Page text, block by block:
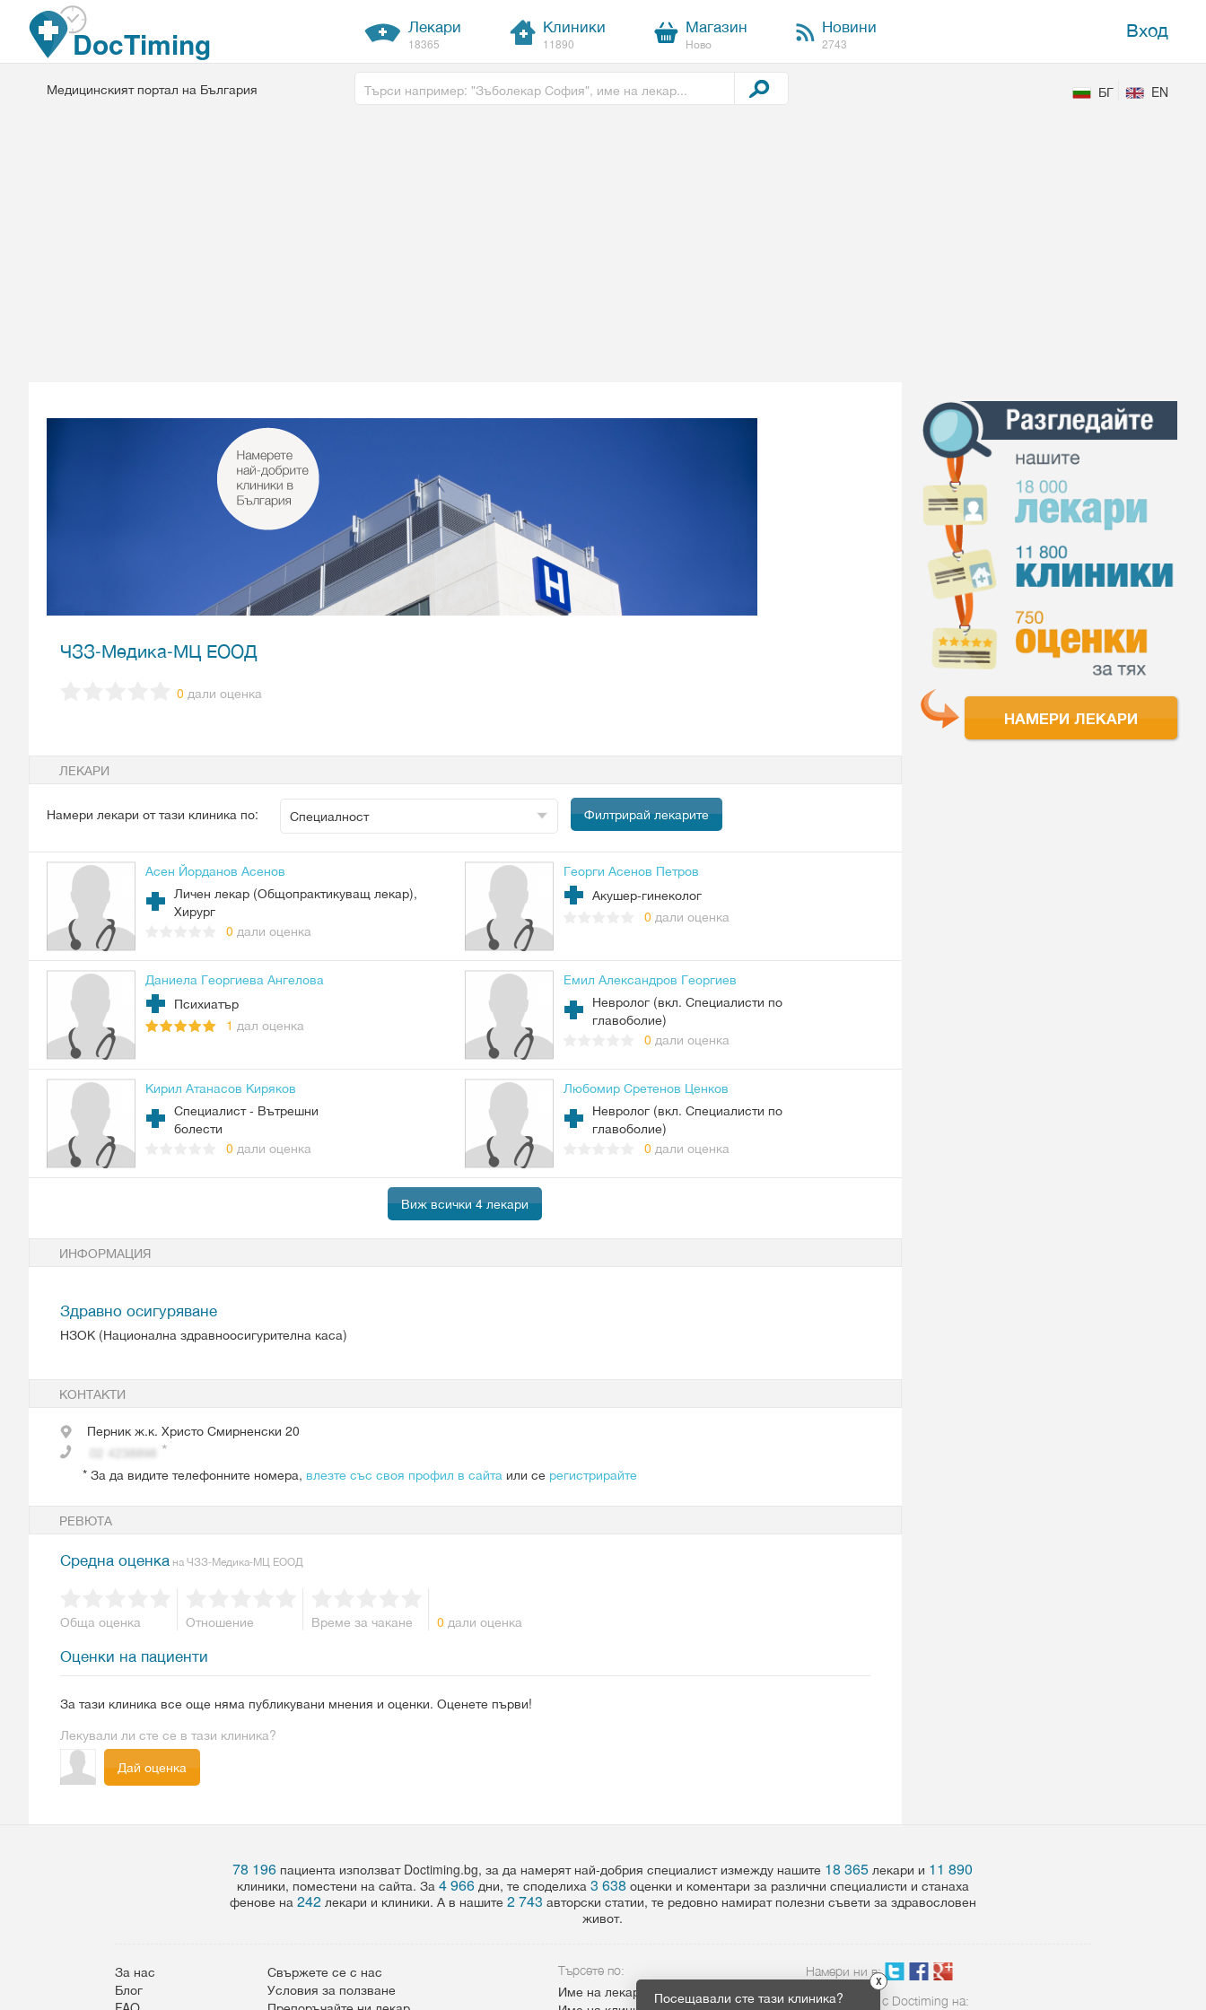
Премини към основното съдържание
DocTiming Лекари
18365
Клиники
11890
Магазин
Ново
Новини
2743
Вход
Медицинският портал на България БГ EN
ЧЗЗ-Медика-МЦ ЕООД
0 дали оценка
ЛЕКАРИ
Намери лекари от тази клиника по: Специалност
Асен Йорданов Асенов
Личен лекар (Общопрактикуващ лекар),
Хирург
0 дали оценка
Георги Асенов Петров
Акушер-гинеколог
0 дали оценка
Даниела Георгиева Ангелова
Психиатър
1 дал оценка
Емил Александров Георгиев
Невролог (вкл. Специалисти по
главоболие)
0 дали оценка
Кирил Атанасов Киряков
Специалист - Вътрешни
болести
0 дали оценка
Любомир Сретенов Ценков
Невролог (вкл. Специалисти по
главоболие)
0 дали оценка
Виж всички 4 лекари
ИНФОРМАЦИЯ
Здравно осигуряване
НЗОК (Национална здравноосигурителна каса)
КОНТАКТИ
Перник ж.к. Христо Смирненски 20
* За да видите телефонните номера, влезте със своя профил в сайта или се регистрирайте
РЕВЮТА
Средна оценка на ЧЗЗ-Медика-МЦ ЕООД
Обща оценка Отношение Време за чакане 0 дали оценка
Оценки на пациенти
За тази клиника все още няма публикувани мнения и оценки. Оценете първи!
Лекували ли сте се в тази клиника?
Дай оценка
НАМЕРИ ЛЕКАРИ
78 196 пациента използват Doctiming.bg, за да намерят най-добрия специалист измежду нашите 18 365 лекари и 11 890
клиники, поместени на сайта. За 4 966дни, те споделиха 3 638 оценки и коментари за различни специалисти и станаха
фенове на 242лекари и клиники. А в нашите 2 743 авторски статии, те редовно намират полезни съвети за здравословен
живот.
За нас
Свържете се с нас
Блог
Условия за ползване
Търсете по:
Име на лекар
Намери ни в:
Свържете се с Doctiming на:
Посещавали сте тази клиника?
X